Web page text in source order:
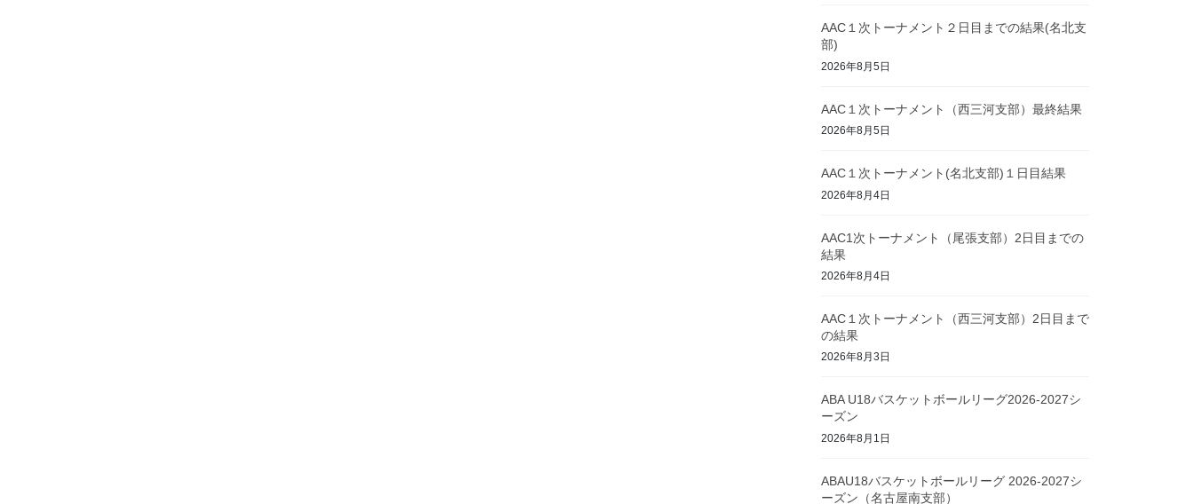
AAC１次トーナメント２日目までの結果(名北支
部)
2026年8月5日
AAC１次トーナメント（西三河支部）最終結果
2026年8月5日
AAC１次トーナメント(名北支部)１日目結果
2026年8月4日
AAC1次トーナメント（尾張支部）2日目までの
結果
2026年8月4日
AAC１次トーナメント（西三河支部）2日目まで
の結果
2026年8月3日
ABA U18バスケットボールリーグ2026-2027シ
ーズン
2026年8月1日
ABAU18バスケットボールリーグ 2026-2027シ
ーズン（名古屋南支部）